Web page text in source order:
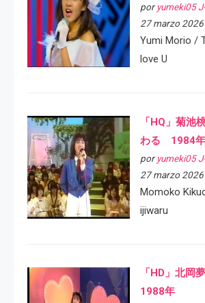
por yumeki05
27 marzo 2026
Yumi Morio /
love U
「HQ」菊
わる 1984年
por yumeki05
27 marzo 2026
Momoko
ijiwaru
「HD」北
1988年